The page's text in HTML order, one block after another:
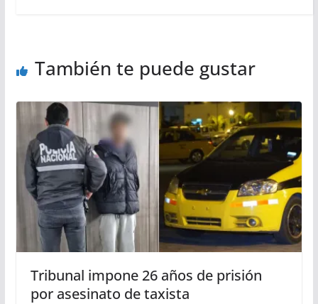
También te puede gustar
Tribunal impone 26 años de prisión
por asesinato de taxista